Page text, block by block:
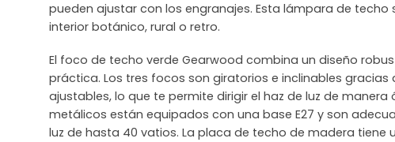
pueden ajustar con los engranajes. Esta lámpara de techo
interior botánico, rural o retro.
El foco de techo verde Gearwood combina un diseño
práctica. Los tres focos son giratorios e inclinables gracias
ajustables, lo que te permite dirigir el haz de luz de manera
metálicos están equipados con una base E27 y son
luz de hasta 40 vatios. La placa de techo de madera tiene